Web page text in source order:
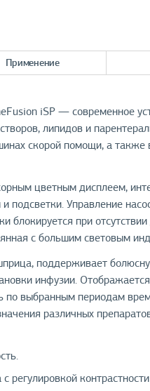
Применение
iSP — современное
липидов и
скорой помощи, а также
цветным дисплеем,
подсветки. Управление
блокируется при
с большим световым
поддерживает
инфузии.
выбранным периодам
различных